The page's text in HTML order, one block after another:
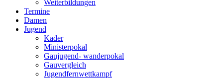
Weiterbildungen
Termine
Damen
Jugend
Kader
Ministerpokal
Gaujugend- wanderpokal
Gauvergleich
Jugendfernwettkampf